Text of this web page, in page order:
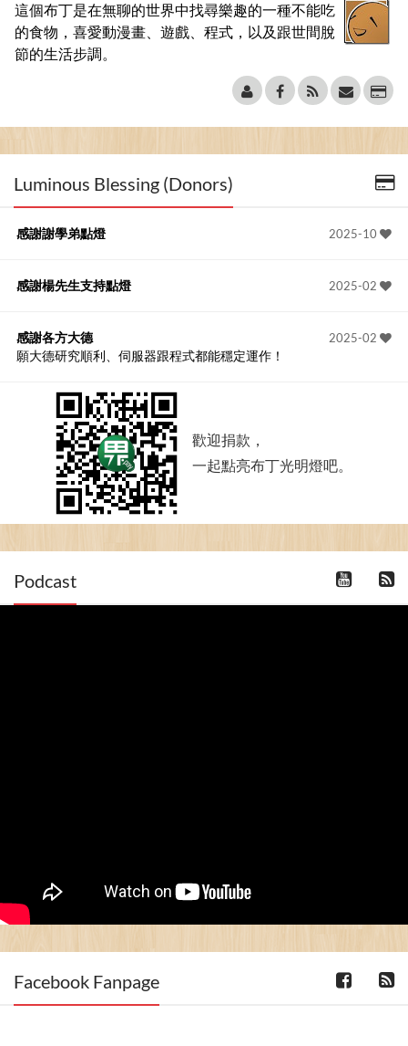
這個布丁是在無聊的世界中找尋樂趣的一種不能吃
的食物，喜愛動漫畫、遊戲、程式，以及跟世間脫
節的生活步調。
Luminous Blessing (Donors)
2025-10
感謝謝學弟點燈
2025-02
感謝楊先生支持點燈
2025-02
感謝各方大德
願大德研究順利、伺服器跟程式都能穩定運作！
歡迎捐款，
一起點亮布丁光明燈吧。
Podcast
Facebook Fanpage